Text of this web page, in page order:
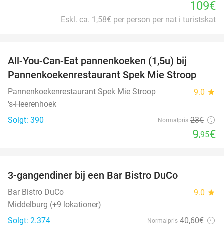
109€
Eskl. ca. 1,58€ per person per nat i turistskat
All-You-Can-Eat pannenkoeken (1,5u) bij
Pannenkoekenrestaurant Spek Mie Stroop
Pannenkoekenrestaurant Spek Mie Stroop 9.0 star
's-Heerenhoek
Solgt: 390
Normalpris 23€
9,95€
3-gangendiner bij een Bar Bistro DuCo
Bar Bistro DuCo 9.0 star
Middelburg (+9 lokationer)
Solgt: 2.374
Normalpris 40,60€